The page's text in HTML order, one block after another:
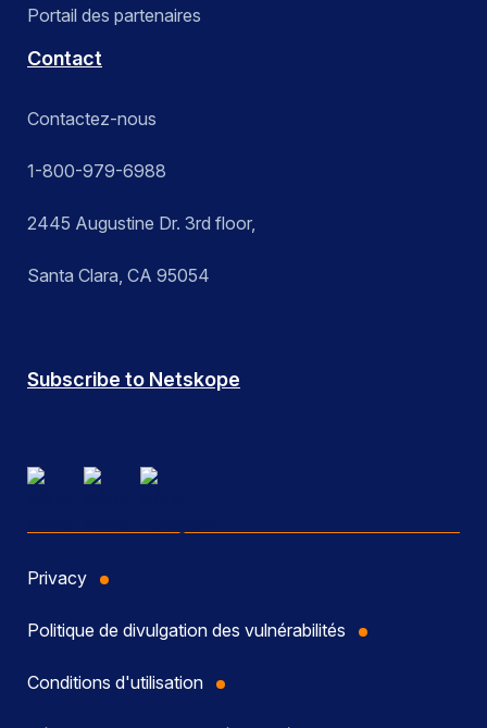
Portail des partenaires
Contact
Contactez-nous
1-800-979-6988
2445 Augustine Dr. 3rd floor,
Santa Clara, CA 95054
Subscribe to Netskope
Privacy
Politique de divulgation des vulnérabilités
Conditions d'utilisation